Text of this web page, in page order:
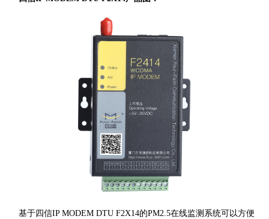
基于四信IP MODEM DTU F2X14的PM2.5在线监测系统可以方便